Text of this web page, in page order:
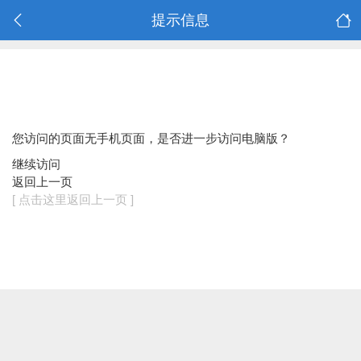
提示信息
您访问的页面无手机页面，是否进一步访问电脑版？
继续访问
返回上一页
[ 点击这里返回上一页 ]